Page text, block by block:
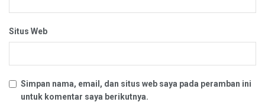
Situs Web
Simpan nama, email, dan situs web saya pada peramban ini
untuk komentar saya berikutnya.